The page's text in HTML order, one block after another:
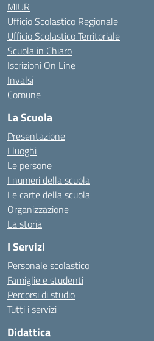
MIUR
Ufficio Scolastico Regionale
Ufficio Scolastico Territoriale
Scuola in Chiaro
Iscrizioni On Line
Invalsi
Comune
La Scuola
Presentazione
I luoghi
Le persone
I numeri della scuola
Le carte della scuola
Organizzazione
La storia
I Servizi
Personale scolastico
Famiglie e studenti
Percorsi di studio
Tutti i servizi
Didattica